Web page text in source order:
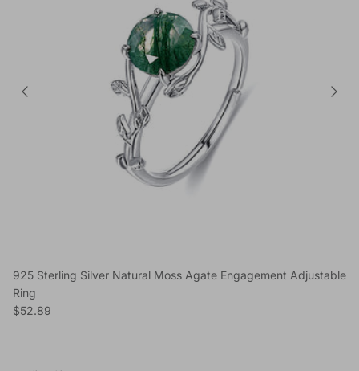
925 Sterling Silver Natural Moss Agate Engagement Adjustable
Ring
Reguliere prijs
$52.89